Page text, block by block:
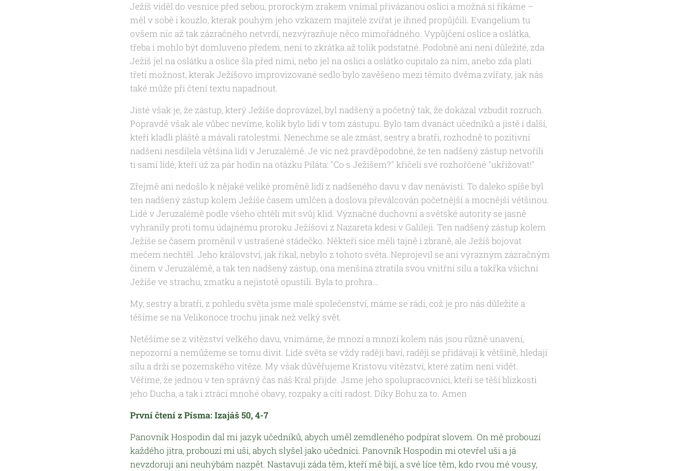
Ježíš viděl do vesnice před sebou, prorockým zrakem vnímal přivázanou oslici a možná si říkáme –
měl v sobě i kouzlo, kterak pouhým jeho vzkazem majitelé zvířat je ihned propůjčili. Evangelium tu
ovšem nic až tak zázračného netvrdí, nezvýrazňuje něco mimořádného. Vypůjčení oslice a oslátka,
třeba i mohlo být domluveno předem, není to zkrátka až tolik podstatné. Podobně ani není důležité, zda
Ježíš jel na oslátku a oslice šla před nimi, nebo jel na oslici a oslátko cupitalo za ním, anebo zda platí
třetí možnost, kterak Ježíšovo improvizované sedlo bylo zavěšeno mezi těmito dvěma zvířaty, jak nás
také může při čtení textu napadnout.
Jisté však je, že zástup, který Ježíše doprovázel, byl nadšený a početný tak, že dokázal vzbudit rozruch.
Popravdě však ale vůbec nevíme, kolik bylo lidí v tom zástupu. Bylo tam dvanáct učedníků a jistě i další,
kteří kladli pláště a mávali ratolestmi. Nenechme se ale zmást, sestry a bratři, rozhodně to pozitivní
nadšení nesdílela většina lidí v Jeruzalémě. Je víc než pravděpodobné, že ten nadšený zástup netvořili
ti samí lidé, kteří už za pár hodin na otázku Piláta: "Co s Ježíšem?" křičeli své rozhořčené "ukřižovat!"
Zřejmě ani nedošlo k nějaké veliké proměně lidí z nadšeného davu v dav nenávisti. To daleko spíše byl
ten nadšený zástup kolem Ježíše časem umlčen a doslova převálcován početnější a mocnější většinou.
Lidé v Jeruzalémě podle všeho chtěli mít svůj klid. Význačné duchovní a světské autority se jasně
vyhranily proti tomu údajnému proroku Ježíšovi z Nazareta kdesi v Galileji. Ten nadšený zástup kolem
Ježíše se časem proměnil v ustrašené stádečko. Někteří sice měli tajně i zbraně, ale Ježíš bojovat
mečem nechtěl. Jeho království, jak říkal, nebylo z tohoto světa. Neprojevil se ani výrazným zázračným
činem v Jeruzalémě, a tak ten nadšený zástup, ona menšina ztratila svou vnitřní sílu a takřka všichni
Ježíše ve strachu, zmatku a nejistotě opustili. Byla to prohra…
My, sestry a bratři, z pohledu světa jsme malé společenství, máme se rádi, což je pro nás důležité a
těšíme se na Velikonoce trochu jinak než velký svět.
Netěšíme se z vítězství velkého davu, vnímáme, že mnozí a mnozí kolem nás jsou různě unavení,
nepozorní a nemůžeme se tomu divit. Lidé světa se vždy raději baví, raději se přidávají k většině, hledají
sílu a drží se pozemského vítěze. My však důvěřujeme Kristovu vítězství, které zatím není vidět.
Věříme, že jednou v ten správný čas náš Král přijde. Jsme jeho spolupracovníci, kteří se těší blízkosti
jeho Ducha, a tak i ztrácí mnohé obavy, rozpaky a cítí radost. Díky Bohu za to. Amen
První čtení z Písma: Izajáš 50, 4-7
Panovník Hospodin dal mi jazyk učedníků, abych uměl zemdleného podpírat slovem. On mě probouzí
každého jitra, probouzí mi uši, abych slyšel jako učedníci. Panovník Hospodin mi otevřel uši a já
nevzdoruji ani neuhýbám nazpět. Nastavuji záda těm, kteří mě bijí, a své líce těm, kdo rvou mé vousy,